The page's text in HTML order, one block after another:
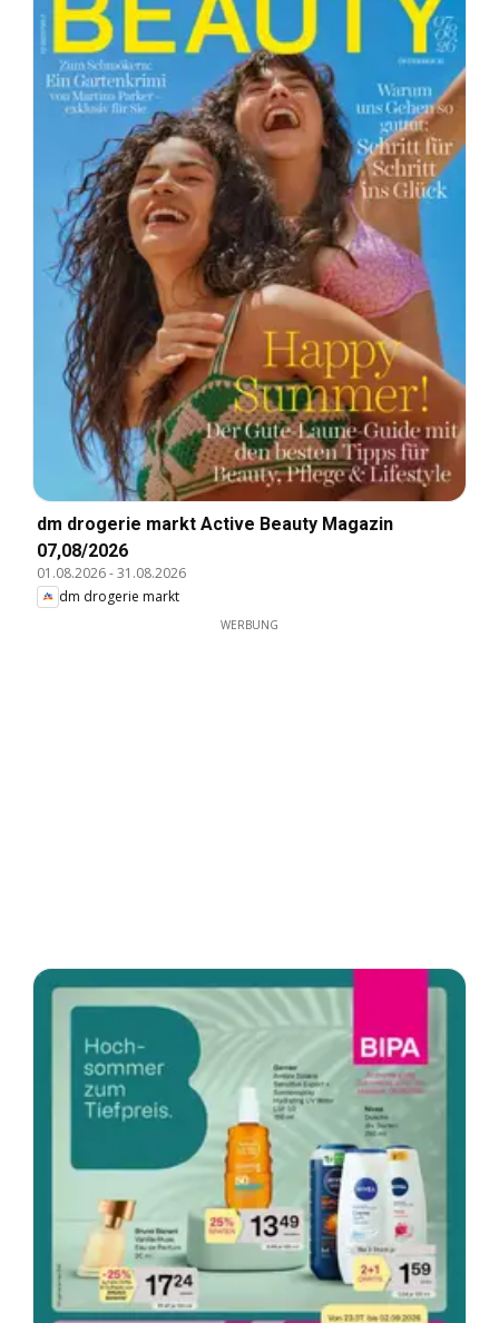
dm drogerie markt Active Beauty Magazin
07,08/2026
01.08.2026-31.08.2026
dm drogerie markt
WERBUNG